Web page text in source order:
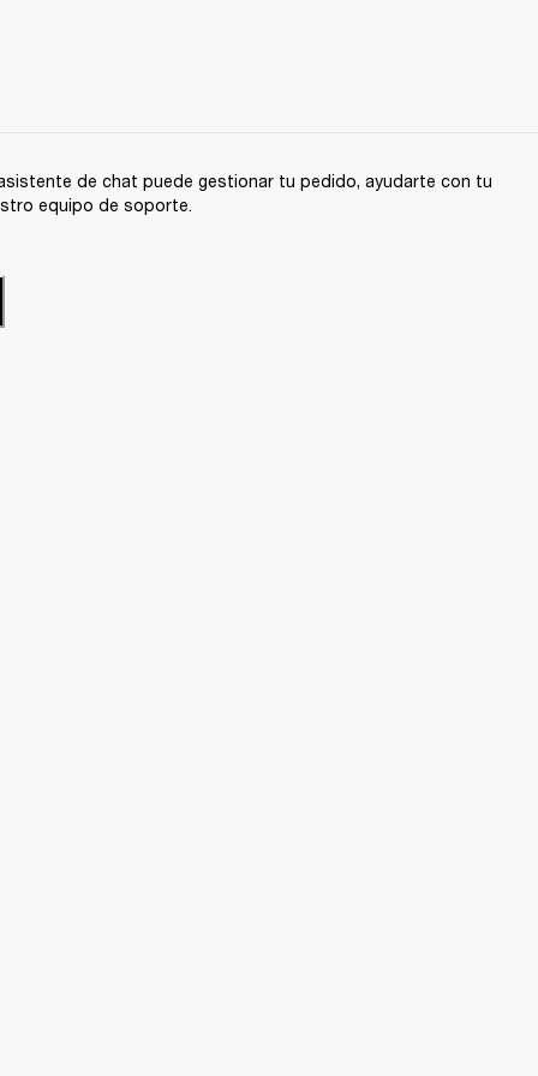
de chat puede gestionar tu pedido, ayudarte con tu
equipo de soporte.